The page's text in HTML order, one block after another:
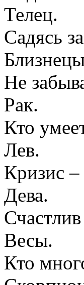
Телец.
Садясь
Не
Рак.
Кто
Лев.
Кризис –
Дева.
Весы.
Кто